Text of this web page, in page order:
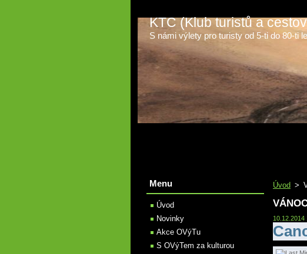
KTC (Klub turistů a
S námi výlety pro turisty od 5-ti do 80-ti
Úvod >
10.12.2014
Menu
Úvod
Novinky
Akce OVýTu
S OVýTem za kulturou